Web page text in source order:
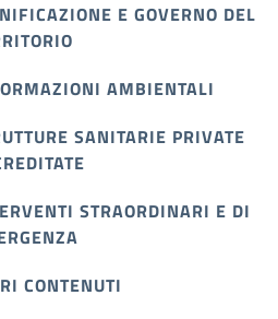
E GOVERNO DEL
AMBIENTALI
SANITARIE PRIVATE
STRAORDINARI E DI
CONTENUTI